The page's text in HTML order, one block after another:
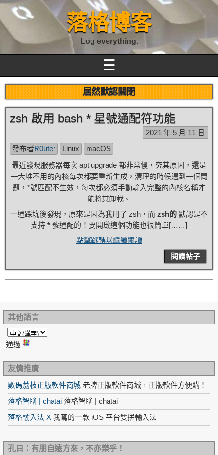
落格博客
Log everything.
☰
居然默認關閉
zsh 啟用 bash * 星號通配符功能
2021 年 5 月 11 日
發布者R0uter Linux
macOS
最近發現服務器每次 apt upgrade 都非常慢，究其原因，還是
一大堆不用的內核每次都要重新生成，清理的時候遇到一個問
題，*號匹配不生效，每次都必須手動輸入完整的內核名稱才
能將其卸載。
一通踩坑後發現，原來是因為我用了 zsh，而 zsh的 默認是不
支持 * 號通配的！要開啟這個功能也很簡單[……]
點擊跳轉以繼續閱讀
閱讀帖子
其他語言
通過
友情推廣
數碼荔枝正版軟件商城 老牌正版軟件商城，正版軟件方便購！
落格智聊 | chatai 落格智聊 | chatai
落格輸入法 X 我寫的一款 iOS 平台雙拼輸入法
孔曰：有朋自遠方來，不亦樂乎！